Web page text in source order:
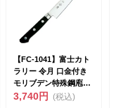
【FC-1041】富士カト
ラリー 令月 口金付き
モリブデン特殊鋼庖丁
ペティナイフ ...
3,740円 (税込)